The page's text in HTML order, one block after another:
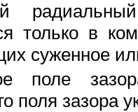
только в
суженное
поле
поля зазора